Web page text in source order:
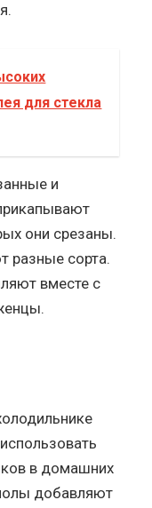
для стекла
и
они срезаны.
разные сорта.
вместе с
в домашних
добавляют